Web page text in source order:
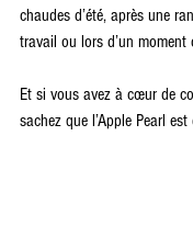
chaudes d’été, après une
travail ou lors d’un
Et si vous avez à cœur de
sachez que l’Apple Pearl est